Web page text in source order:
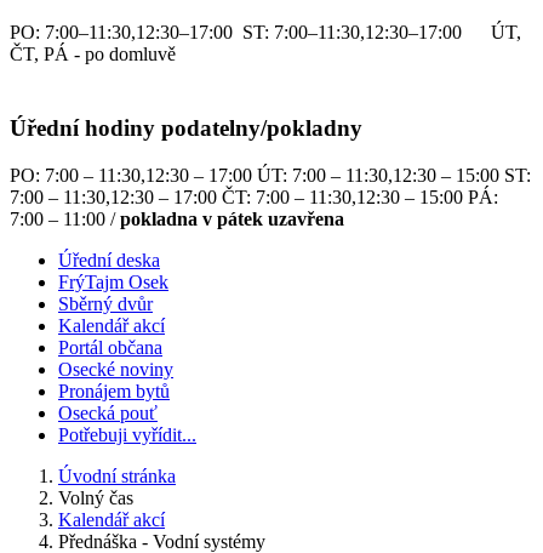
PO: 7:00–11:30,12:30–17:00 ST: 7:00–11:30,12:30–17:00 ÚT,
ČT, PÁ - po domluvě
Úřední hodiny podatelny/pokladny
PO: 7:00 – 11:30,12:30 – 17:00 ÚT: 7:00 – 11:30,12:30 – 15:00 ST:
7:00 – 11:30,12:30 – 17:00 ČT: 7:00 – 11:30,12:30 – 15:00 PÁ:
7:00 – 11:00 /pokladna v pátek uzavřena
Úřední deska
FrýTajm Osek
Sběrný dvůr
Kalendář akcí
Portál občana
Osecké noviny
Pronájem bytů
Osecká pouť
Potřebuji vyřídit...
Úvodní stránka
Volný čas
Kalendář akcí
Přednáška - Vodní systémy